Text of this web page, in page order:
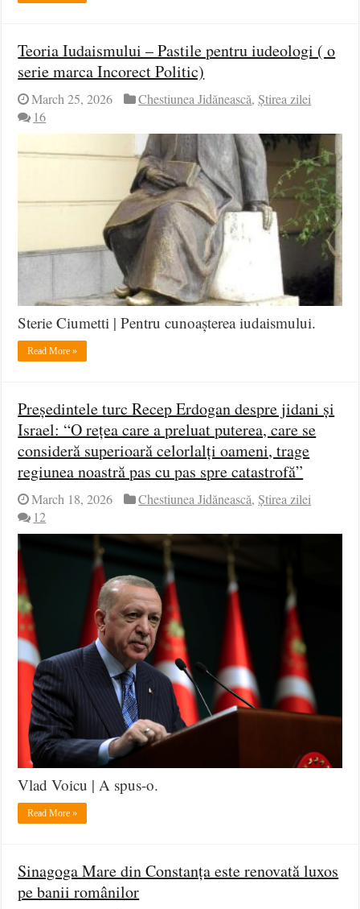
Teoria Iudaismului – Pastile pentru iudeologi ( o
serie marca Incorect Politic)
March 25, 2026 Chestiunea Jidănească,Știrea zilei
16
Sterie Ciumetti | Pentru cunoașterea iudaismului.
Read More »
Președintele turc Recep Erdogan despre jidani și
Israel: “O rețea care a preluat puterea, care se
consideră superioară celorlalți oameni, trage
regiunea noastră pas cu pas spre catastrofă”
March 18, 2026 Chestiunea Jidănească,Știrea zilei
12
Vlad Voicu | A spus-o.
Read More »
Sinagoga Mare din Constanța este renovată luxos
pe banii românilor